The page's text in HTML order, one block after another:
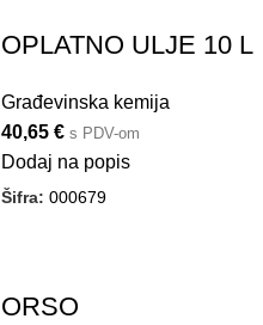
OPLATNO ULJE 10 L
Građevinska kemija
40,65 € s PDV-om
Dodaj na popis
Šifra: 000679
ORSO